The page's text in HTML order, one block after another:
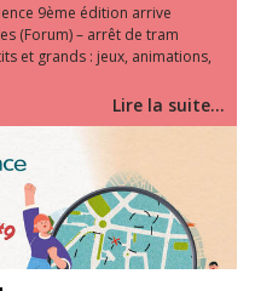
9ème édition arrive
(Forum) – arrêt de tram
et grands : jeux, animations,
Lire la suite...